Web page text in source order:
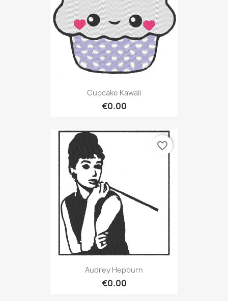
Cupcake Kawaii
€0.00
Audrey Hepburn
€0.00
favorite_border